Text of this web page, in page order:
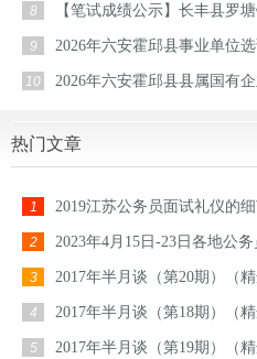
8 【笔试成绩公示】长丰县罗
9 2026年六安霍邱县事业单位
10 2026年六安霍邱县县属国有
热门文章
1 2019江苏公务员面试礼仪的
2 2023年4月15日-23日各地公
3 2017年半月谈（第20期）（精
4 2017年半月谈（第18期）（精
5 2017年半月谈（第19期）（精